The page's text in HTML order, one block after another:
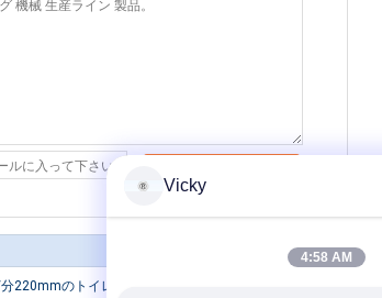
220mmのトイレ ットペーパー バンドは
Vicky
4:58 AM